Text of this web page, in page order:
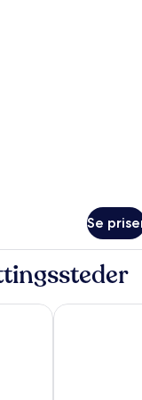
Se
San Juan Inn